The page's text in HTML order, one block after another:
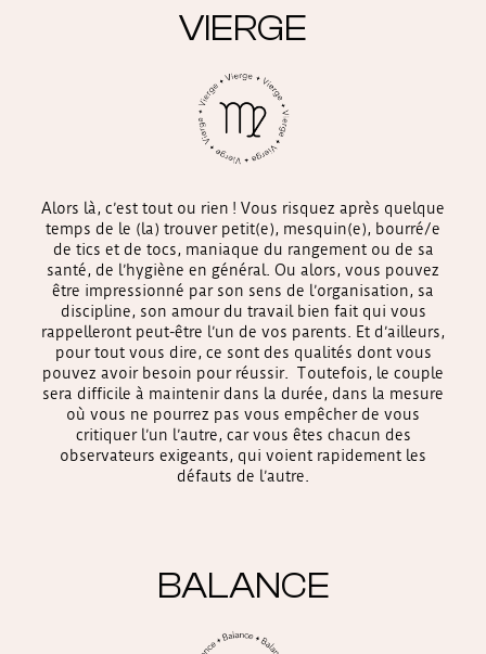
VIERGE
Alors là, c’est tout ou rien ! Vous risquez après quelque
temps de le (la) trouver petit(e), mesquin(e), bourré/e
de tics et de tocs, maniaque du rangement ou de sa
santé, de l’hygiène en général. Ou alors, vous pouvez
être impressionné par son sens de l’organisation, sa
discipline, son amour du travail bien fait qui vous
rappelleront peut-être l’un de vos parents. Et d’ailleurs,
pour tout vous dire, ce sont des qualités dont vous
pouvez avoir besoin pour réussir. Toutefois, le couple
sera difficile à maintenir dans la durée, dans la mesure
où vous ne pourrez pas vous empêcher de vous
critiquer l’un l’autre, car vous êtes chacun des
observateurs exigeants, qui voient rapidement les
défauts de l’autre.
BALANCE